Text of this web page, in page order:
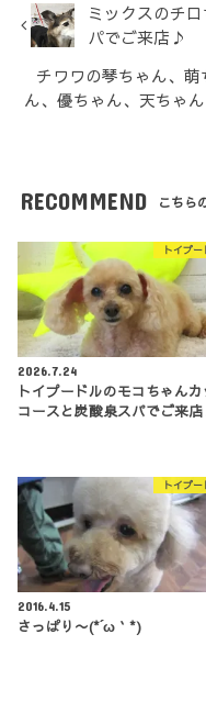
ミックスのチ
パでご来店♪
チワワの琴ちゃん、
ん、優ちゃん、天ちゃ
RECOMMEND こちら
トイプー
2026.7.24
トイプードルのモコちゃんカ
コースと炭酸泉スパでご来
トイプー
2016.4.15
さっぱり〜(*´ω｀*)